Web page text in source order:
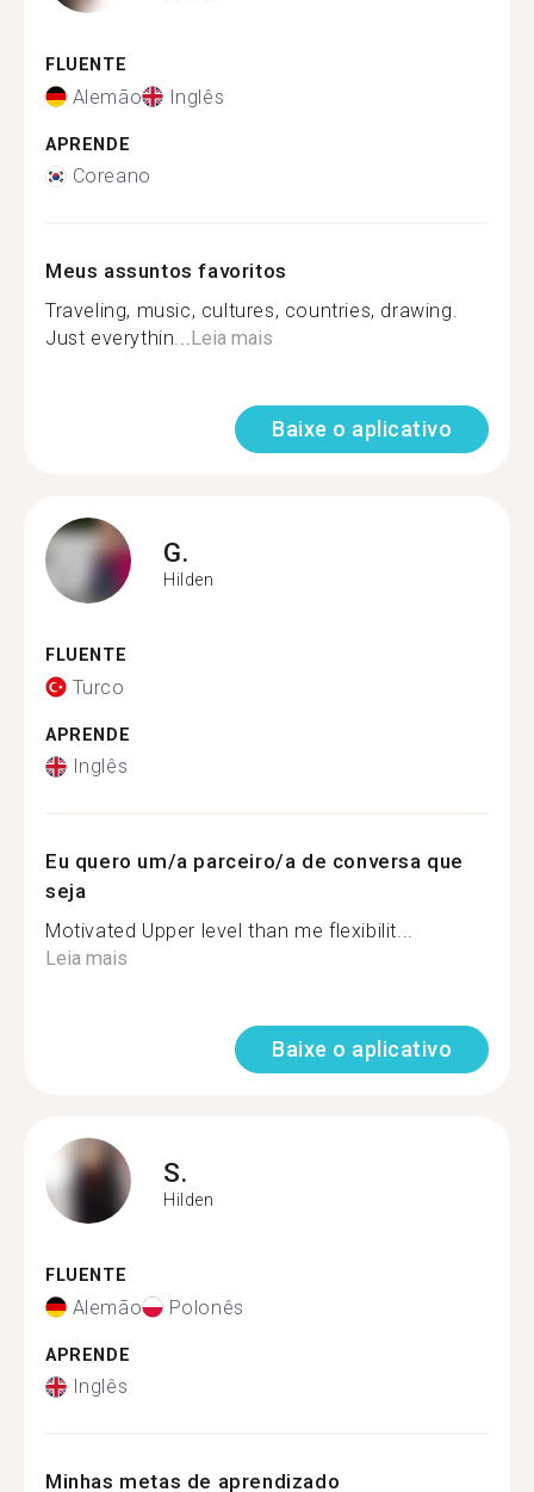
FLUENTE
Alemão Inglês
APRENDE
Coreano
Meus assuntos favoritos
Traveling, music, cultures, countries, drawing.
Just everythin...Leia mais
Baixe o aplicativo
G.
Hilden
FLUENTE
Turco
APRENDE
Inglês
Eu quero um/a parceiro/a de conversa que
seja
Motivated Upper level than me flexibilit...
Leia mais
Baixe o aplicativo
S.
Hilden
FLUENTE
Alemão Polonês
APRENDE
Inglês
Minhas metas de aprendizado